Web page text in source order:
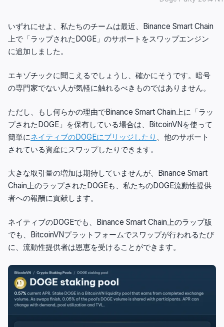
いずれにせよ、私たちのチームは最近、Binance Smart Chain
上で「ラップされたDOGE」のサポートをスワップエンジン
に追加しました。
エキゾチックに聞こえるでしょうし、確かにそうです。暗号
の専門家でない人が気軽に触れるべきものではありません。
ただし、もし何らかの理由でBinance Smart Chain上に「ラッ
プされたDOGE」を保有している場合は、BitcoinVNを使って
簡単にネイティブのDOGEにブリッジしたり
、他のサポート
されている資産にスワップしたりできます。
大きな取引量の増加は期待していませんが、Binance Smart
Chain上のラップされたDOGEも、私たちのDOGE流動性提供
者への報酬に貢献します。
ネイティブのDOGEでも、Binance Smart Chain上のラップ版
でも、BitcoinVNプラットフォームでスワップが行われるたび
に、流動性提供者は恩恵を受けることができます。